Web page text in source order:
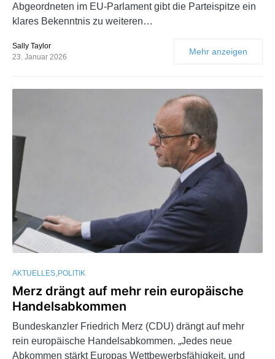
Abgeordneten im EU-Parlament gibt die Parteispitze ein
klares Bekenntnis zu weiteren…
Sally Taylor
23. Januar 2026
Mehr anzeigen
AKTUELLES POLITIK
Merz drängt auf mehr rein europäische
Handelsabkommen
Bundeskanzler Friedrich Merz (CDU) drängt auf mehr
rein europäische Handelsabkommen. „Jedes neue
Abkommen stärkt Europas Wettbewerbsfähigkeit, und